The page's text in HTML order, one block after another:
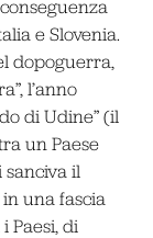
e Slovenia.
dopoguerra,
l’anno
di Udine” (il
un Paese
sanciva il
una fascia
Paesi, di